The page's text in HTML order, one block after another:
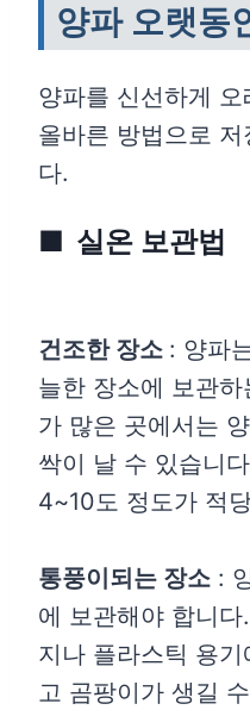
양파 오랫동
양파를 신선하게
올바른 방법으로 저
다.
실온 보관법
건조한 장소 : 양파
늘한 장소에 보관하
가 많은 곳에서는
싹이 날 수 있습니
4~10도 정도가 적
통풍이되는 장소 :
에 보관해야 합니
지나 플라스틱 용
고 곰팡이가 생길